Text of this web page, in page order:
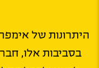
היתרונות של
בסביבות אלו,